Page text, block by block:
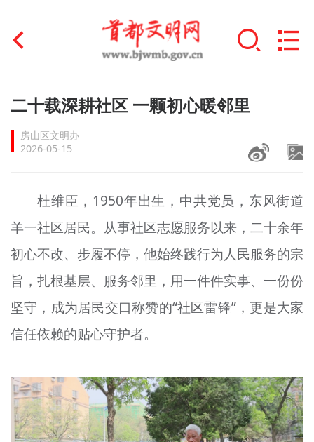
首页
文明创建
文明培育
+
未成年人思想道德建设
榜样人物
+
身边好人
文明评论
宣传思想文化人才
专题
二十载深耕社区 一颗初心暖邻里
房山区文明办
2026-05-15
杜维臣，1950年出生，中共党员，东风街道
羊一社区居民。从事社区志愿服务以来，二十余年
初心不改、步履不停，他始终践行为人民服务的宗
旨，扎根基层、服务邻里，用一件件实事、一份份
坚守，成为居民交口称赞的“社区雷锋”，更是大家
信任依赖的贴心守护者。